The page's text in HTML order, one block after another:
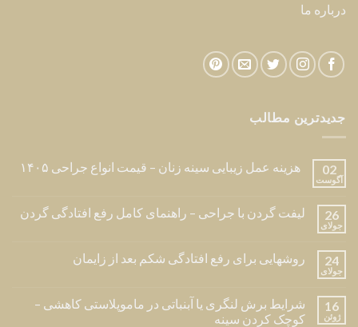
درباره ما
جدیدترین مطالب
02
آگوست
هزینه عمل زیبایی سینه زنان – قیمت انواع جراحی ۱۴۰۵
26
جولای
لیفت گردن با جراحی – راهنمای کامل رفع افتادگی گردن
24
جولای
روشهایی برای رفع افتادگی شکم بعد از زایمان
16
ژوئن
شرایط برش لنگری یا آبنباتی در ماموپلاستی کاهشی –
کوچک کردن سینه